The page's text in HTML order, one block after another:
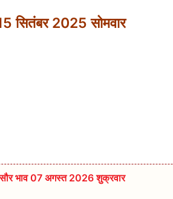
सितंबर 2025 सोमवार
भाव 07 अगस्त 2026 शुक्रवार